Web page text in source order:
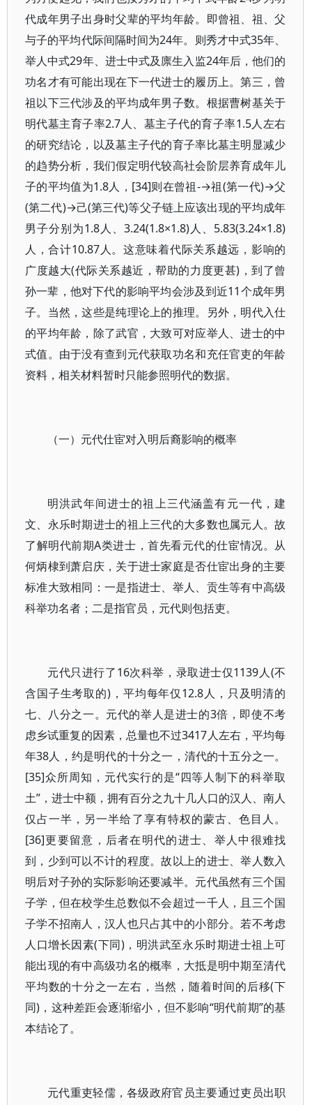
代成年男子出身时父辈的平均年龄。即曾祖、祖、父
与子的平均代际间隔时间为24年。则秀才中式35年、
举人中式29年、进士中式及廪生入监24年后，他们的
功名才有可能出现在下一代进士的履历上。第三，曾
祖以下三代涉及的平均成年男子数。根据曹树基关于
明代墓主育子率2.7人、墓主子代的育子率1.5人左右
的研究结论，以及墓主子代的育子率比墓主明显减少
的趋势分析，我们假定明代较高社会阶层养育成年儿
子的平均值为1.8人，[34]则在曾祖-→祖(第一代)→父
(第二代)→己(第三代)等父子链上应该出现的平均成年
男子分别为1.8人、3.24(1.8×1.8)人、5.83(3.24×1.8)
人，合计10.87人。这意味着代际关系越远，影响的
广度越大(代际关系越近，帮助的力度更甚)，到了曾
孙一辈，他对下代的影响平均会涉及到近11个成年男
子。当然，这些是纯理论上的推理。另外，明代入仕
的平均年龄，除了武官，大致可对应举人、进士的中
式值。由于没有查到元代获取功名和充任官吏的年龄
资料，相关材料暂时只能参照明代的数据。
（一）元代仕宦对入明后裔影响的概率
明洪武年间进士的祖上三代涵盖有元一代，建
文、永乐时期进士的祖上三代的大多数也属元人。故
了解明代前期A类进士，首先看元代的仕宦情况。从
何炳棣到萧启庆，关于进士家庭是否仕宦出身的主要
标准大致相同：一是指进士、举人、贡生等有中高级
科举功名者；二是指官员，元代则包括吏。
元代只进行了16次科举，录取进士仅1139人(不
含国子生考取的)，平均每年仅12.8人，只及明清的
七、八分之一。元代的举人是进士的3倍，即使不考
虑乡试重复的因素，总量也不过3417人左右，平均每
年38人，约是明代的十分之一，清代的十五分之一。
[35]众所周知，元代实行的是“四等人制下的科举取
土”，进士中额，拥有百分之九十几人口的汉人、南人
仅占一半，另一半给了享有特权的蒙古、色目人。
[36]更要留意，后者在明代的进士、举人中很难找
到，少到可以不计的程度。故以上的进士、举人数入
明后对子孙的实际影响还要减半。元代虽然有三个国
子学，但在校学生总数似不会超过一千人，且三个国
子学不招南人，汉人也只占其中的小部分。若不考虑
人口增长因素(下同)，明洪武至永乐时期进士祖上可
能出现的有中高级功名的概率，大抵是明中期至清代
平均数的十分之一左右，当然，随着时间的后移(下
同)，这种差距会逐渐缩小，但不影响“明代前期”的基
本结论了。
元代重吏轻儒，各级政府官员主要通过吏员出职